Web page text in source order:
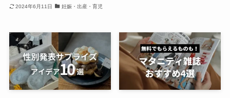
2024年6月11日 妊娠・出産・育児